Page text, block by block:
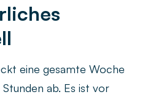
eine gesamte Woche
ab. Es ist vor